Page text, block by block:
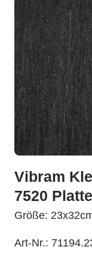
Vibram
7520
Größe:
Art-Nr.: